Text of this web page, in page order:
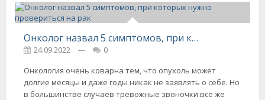
Онколог назвал 5 симптомов, при которых нужно провериться на рак
24.09.2022 ---
0
Онкология очень коварна тем, что опухоль может
долгие месяцы и даже годы никак не заявлять о себе. Но
в большинстве случаев тревожные звоночки все же